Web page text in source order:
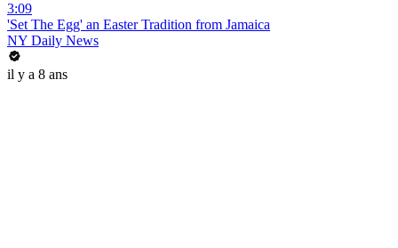
3:09
'Set The Egg' an Easter Tradition from Jamaica
NY Daily News
il y a 8 ans